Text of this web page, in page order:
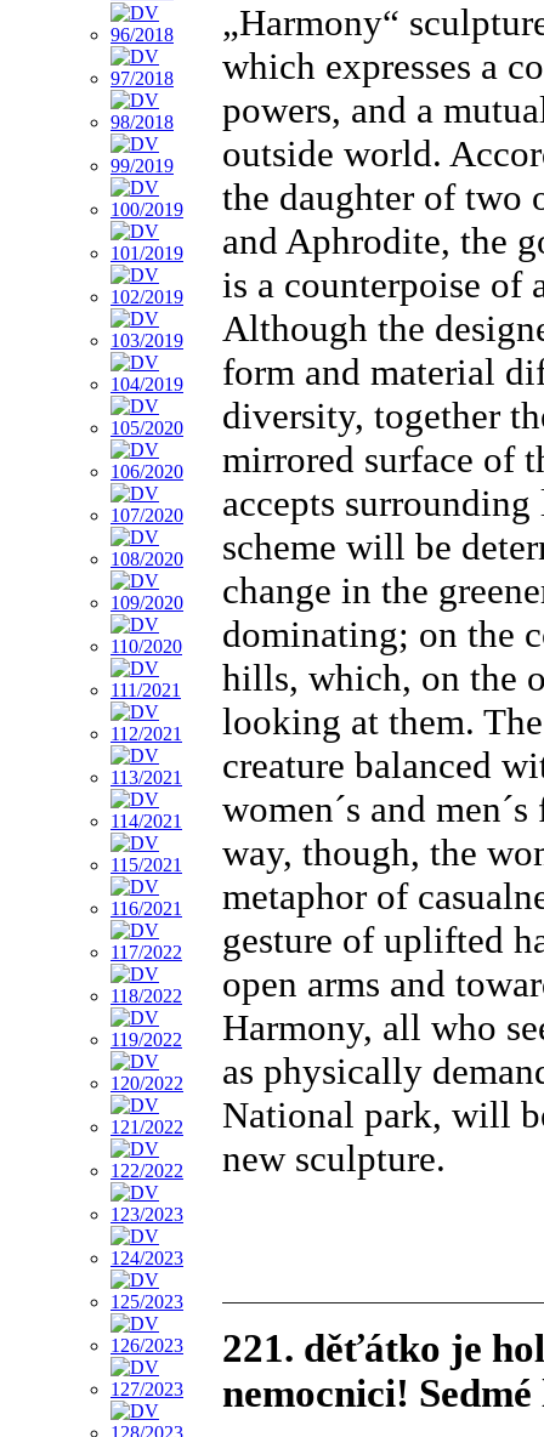
„Harmony“
which expresses a
powers, and a
outside world.
the daughter of two
and Aphrodite, the
is a counterpoise of
Although the
form and material
diversity, together
mirrored surface of
accepts
scheme will be
change in the
dominating; on the
hills, which, on the
looking at them.
creature balanced
women´s and
way, though, the
metaphor of
gesture of uplifted
open arms and
Harmony, all who
as physically
National park, will
new sculpture.
221. děťátko je
nemocnici!